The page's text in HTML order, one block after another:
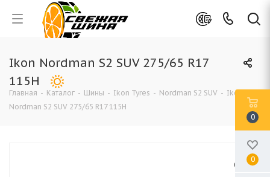
Ikon Nordman S2 SUV 275/65 R17
115H
Главная - Каталог - Шины - Ikon Tyres - Nordman S2 SUV - Ikon
Nordman S2 SUV 275/65 R17 115H
0
0